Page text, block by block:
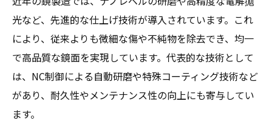
光など、先進的な仕上げ技術が導入されています。これ
により、従来よりも微細な傷や不純物を除去でき、均一
で高品質な鏡面を実現しています。代表的な技術として
は、NC制御による自動研磨や特殊コーティング技術など
があり、耐久性やメンテナンス性の向上にも寄与してい
ます。